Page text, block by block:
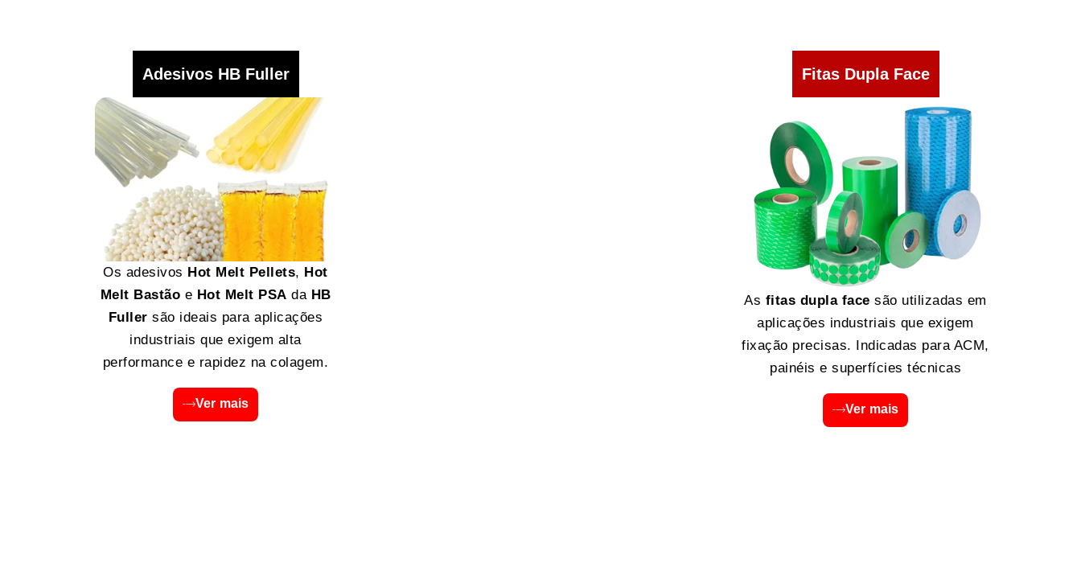
Adesivos HB Fuller
Os adesivos Hot Melt Pellets, Hot
Melt Bastão e Hot Melt PSA da HB
Fuller são ideais para aplicações
industriais que exigem alta
performance e rapidez na colagem.
Ver mais
Fitas Dupla Face
As fitas dupla face são utilizadas em
aplicações industriais que exigem
fixação precisas. Indicadas para ACM,
painéis e superfícies técnicas
Ver mais